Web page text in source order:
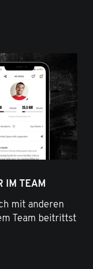
IM TEAM
mit anderen
Team beitrittst